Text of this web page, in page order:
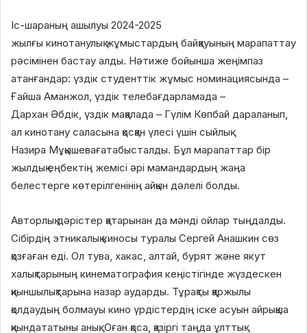
Іс-шараның ашылуы 2024-2025
жылғы кинотанулық жұмыстардың байқауының марапаттау
рәсімінен бастау алды. Нәтиже бойынша жеңімпаз
атанғандар: үздік студенттік жұмыс номинациясында –
Ғайша Аманжол, үздік телебағдарламада –
Дархан Әбдік, үздік мақалада – Гүлім Көпбай дараланып,
ал кинотану саласына қосқан үлесі үшін сыйлық
Назира Мұқышевағатабысталды. Бұл марапаттар бір
жылдық еңбектің жемісі әрі мамандардың жаңа
белестерге көтерілгенінің айқын дәлелі болды.
Авторлық дәрістер қатарынан да мәнді ойлар тыңдалды.
Сібірдің этникалық киносы туралы Сергей Анашкин сөз
қозғаған еді. Ол тува, хакас, алтай, бурят және якут
халықтарының кинематография кеңістігінде жүздескен
қиыншылықтарына назар аударды. Тұрақты қаржылы
қолдаудың болмауы кино үрдістердің іске асуын айрықша
қиындататыны анық. Оған қоса, қазіргі таңда ұлттық